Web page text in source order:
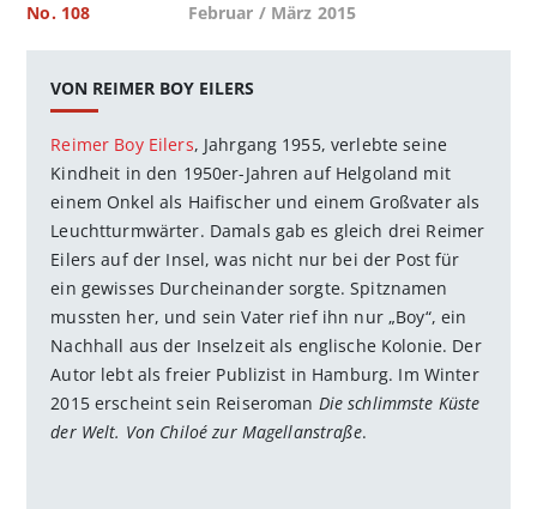
No. 108 Februar / März 2015
VON REIMER BOY EILERS
Reimer Boy Eilers, Jahrgang 1955, verlebte seine
Kindheit in den 1950er-Jahren auf Helgoland mit
einem Onkel als Haifischer und einem Großvater als
Leuchtturmwärter. Damals gab es gleich drei Reimer
Eilers auf der Insel, was nicht nur bei der Post für
ein gewisses Durcheinander sorgte. Spitznamen
mussten her, und sein Vater rief ihn nur „Boy“, ein
Nachhall aus der Inselzeit als englische Kolonie. Der
Autor lebt als freier Publizist in Hamburg. Im Winter
2015 erscheint sein Reiseroman Die schlimmste Küste
der Welt. Von Chiloé zur Magellanstraße.